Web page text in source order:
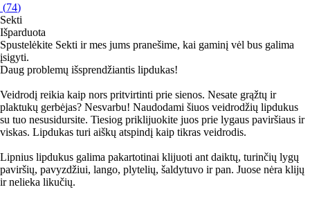
(74)
Sekti
Išparduota
Spustelėkite Sekti ir mes jums pranešime, kai gaminį vėl bus galima
įsigyti.
Daug problemų išsprendžiantis lipdukas!
Veidrodį reikia kaip nors pritvirtinti prie sienos. Nesate grąžtų ir
plaktukų gerbėjas? Nesvarbu! Naudodami šiuos veidrodžių lipdukus
su tuo nesusidursite. Tiesiog priklijuokite juos prie lygaus paviršiaus ir
viskas. Lipdukas turi aiškų atspindį kaip tikras veidrodis.
Lipnius lipdukus galima pakartotinai klijuoti ant daiktų, turinčių lygų
paviršių, pavyzdžiui, lango, plytelių, šaldytuvo ir pan. Juose nėra klijų
ir nelieka likučių.